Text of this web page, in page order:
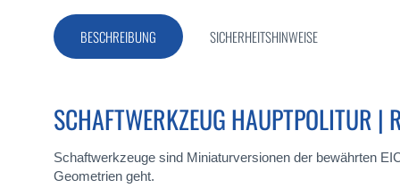
springen
BESCHREIBUNG
SCHAFTWERKZEUG HAUPTPOLITUR
Schaftwerkzeuge sind Miniaturversionen der bewährten
Geometrien geht.
SICHERHEITSHINWEISE